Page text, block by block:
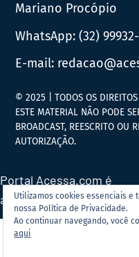
Mariano Procópio
WhatsApp:(32) 99932-
E-mail:
Utilizamos cookies essenciais e
nossa Política de Privacidade.
Ao continuar navegando, você
aqui
© 2025 | TODOS OS DIREITOS
ESTE MATERIAL NÃO PODE
BROADCAST, REESCRITO OU
AUTORIZAÇÃO.
Portal Acessa.com é
associado ao